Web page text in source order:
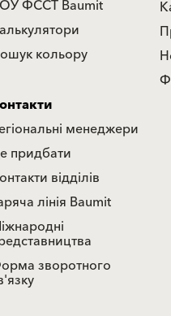
ФССТ Baumit
кольору
менеджери
придбати
відділів
лінія Baumit
зворотного